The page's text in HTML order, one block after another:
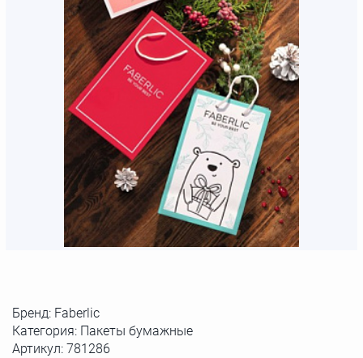
Бренд: Faberlic
Категория: Пакеты бумажные
Артикул: 781286